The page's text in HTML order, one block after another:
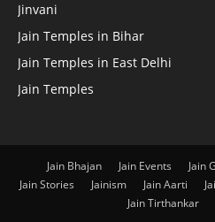
Jinvani
Jain Temples in Bihar
Jain Temples in East Delhi
Jain Temples
Jain Bhajan Jain Events Jain
Jain Stories
Jainism Jain Aarti
Jain Tirthankar